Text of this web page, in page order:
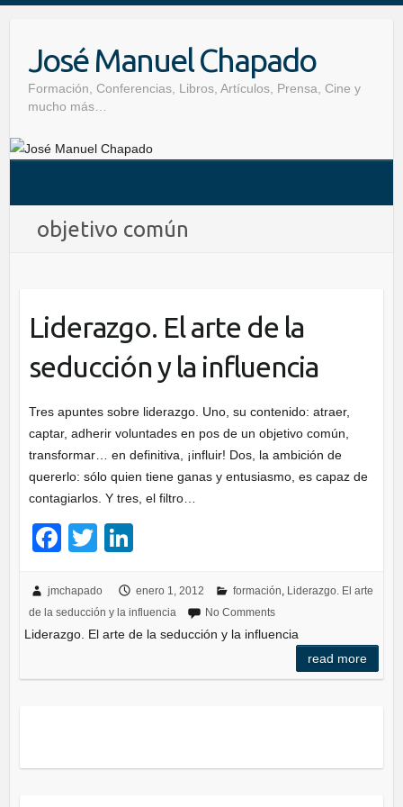
José Manuel Chapado
Formación, Conferencias, Libros, Artículos, Prensa, Cine y
mucho más…
objetivo común
Liderazgo. El arte de la
seducción y la influencia
Tres apuntes sobre liderazgo. Uno, su contenido: atraer,
captar, adherir voluntades en pos de un objetivo común,
transformar… en definitiva, ¡influir! Dos, la ambición de
quererlo: sólo quien tiene ganas y entusiasmo, es capaz de
contagiarlos. Y tres, el filtro…
F
c
e
o
T
tt
er
k
e
n
jmchapado enero 1, 2012 formación, Liderazgo. El arte
de la seducción y la influencia
No Comments
Liderazgo. El arte de la seducción y la influencia
read more